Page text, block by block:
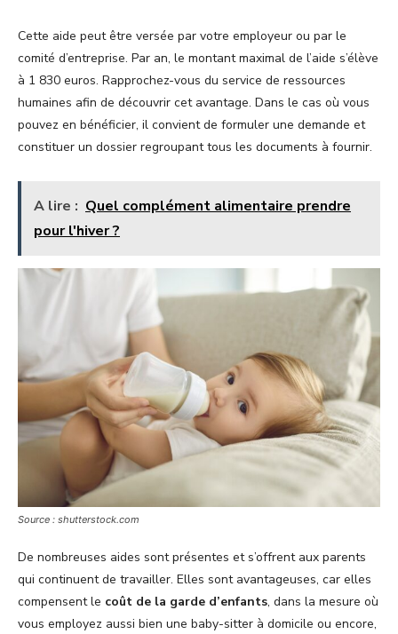
Cette aide peut être versée par votre employeur ou par le
comité d’entreprise. Par an, le montant maximal de l’aide s’élève
à 1 830 euros. Rapprochez-vous du service de ressources
humaines afin de découvrir cet avantage. Dans le cas où vous
pouvez en bénéficier, il convient de formuler une demande et
constituer un dossier regroupant tous les documents à fournir.
A lire : Quel complément alimentaire prendre
pour l'hiver ?
Source : shutterstock.com
De nombreuses aides sont présentes et s’offrent aux parents
qui continuent de travailler. Elles sont avantageuses, car elles
compensent le coût de la garde d’enfants, dans la mesure où
vous employez aussi bien une baby-sitter à domicile ou encore,